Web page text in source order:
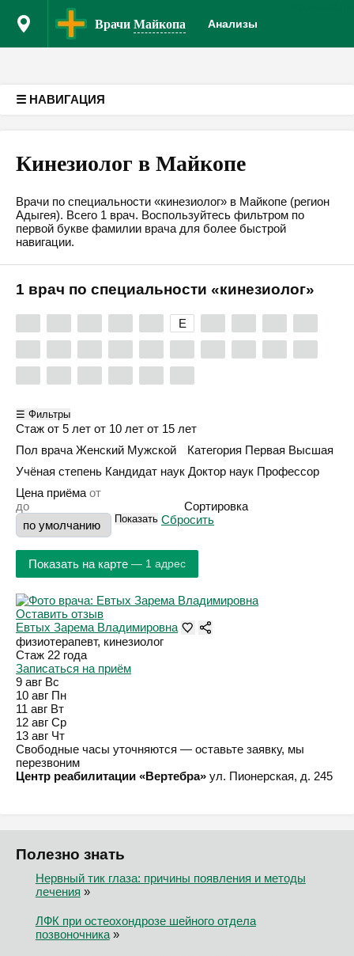
ВрачиМайкопа Анализы
☰ НАВИГАЦИЯ
Кинезиолог в Майкопе
Врачи по специальности «кинезиолог» в Майкопе (регион
Адыгея). Всего 1 врач. Воспользуйтесь фильтром по
первой букве фамилии врача для более быстрой
навигации.
1 врач по специальности «кинезиолог»
Е
☰ Фильтры
Стаж от 5 лет от 10 лет от 15 лет
Пол врача Женский Мужской Категория Первая Высшая
Учёная степень Кандидат наук Доктор наук Профессор
Цена приёма
Сортировка
Показать Сбросить
Показать на карте — 1 адрес
Оставить отзыв
Евтых Зарема Владимировна
физиотерапевт, кинезиолог
Стаж 22 года
Записаться на приём
9 авг Вс
10 авг Пн
11 авг Вт
12 авг Ср
13 авг Чт
Свободные часы уточняются — оставьте заявку, мы
перезвоним
Центр реабилитации «Вертебра» ул. Пионерская, д. 245
Полезно знать
Нервный тик глаза: причины появления и методы
лечения »
ЛФК при остеохондрозе шейного отдела
позвоночника»